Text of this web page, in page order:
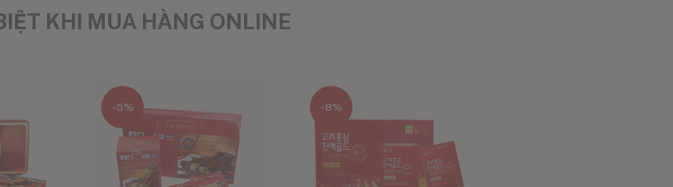
KHI MUA HÀNG ONLINE
-5% -8%